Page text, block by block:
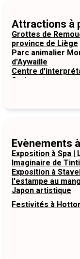
Attractions à
Grottes de
province de Liège
Parc animalier
d'Aywaille
Centre
Sprimont
Evènements
Exposition à Spa |
Imaginaire de
Exposition à
l'estampe au
Japon artistique
Festivités à